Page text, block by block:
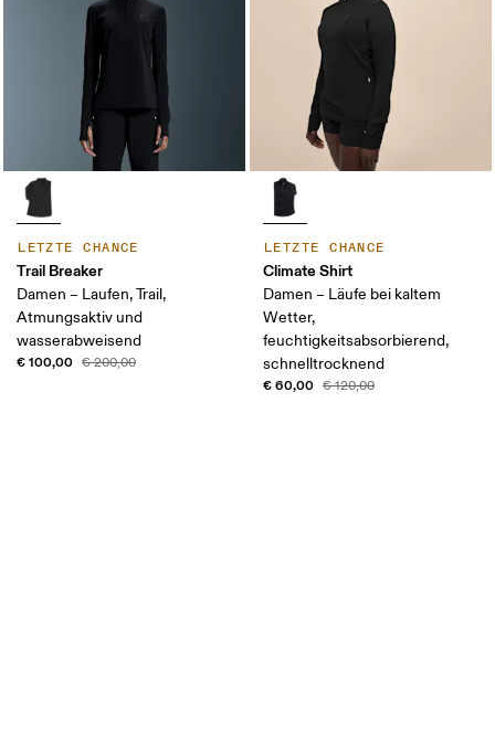
LETZTE CHANCE
Trail Breaker
Damen – Laufen, Trail,
Atmungsaktiv und
wasserabweisend
€ 100,00 € 200,00
LETZTE CHANCE
Climate Shirt
Damen – Läufe bei kaltem
Wetter,
feuchtigkeitsabsorbierend,
schnelltrocknend
€ 60,00 € 120,00